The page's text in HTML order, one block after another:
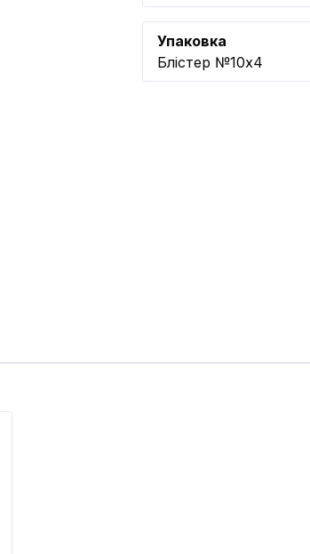
Упаковка
Блістер №10x4